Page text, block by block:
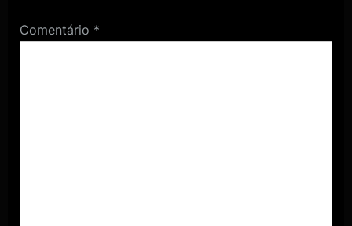
Comentário *